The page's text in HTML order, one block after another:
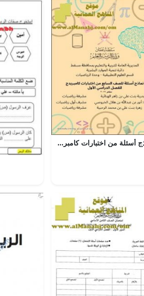
نماذج أسئلة من اختبارات كامبريدج (رياضيات) السابع